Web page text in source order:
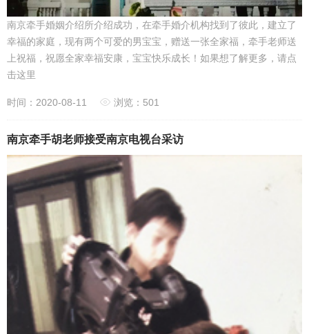
南京牵手婚姻介绍所介绍成功，在牵手婚介机构找到了彼此，建立了
幸福的家庭，现有两个可爱的男宝宝，赠送一张全家福，牵手老师送
上祝福，祝愿全家幸福安康，宝宝快乐成长！如果想了解更多，请点
击这里
时间：2020-08-11 浏览：501
南京牵手胡老师接受南京电视台采访